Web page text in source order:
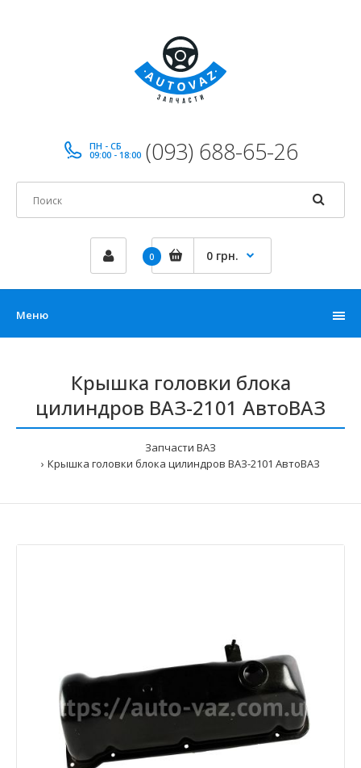
ПН - СБ
09:00 - 18:00 (093) 688-65-26
0 0 грн.
Меню
Крышка головки блока
цилиндров ВАЗ-2101 АвтоВАЗ
Запчасти ВАЗ
Крышка головки блока цилиндров ВАЗ-2101 АвтоВАЗ